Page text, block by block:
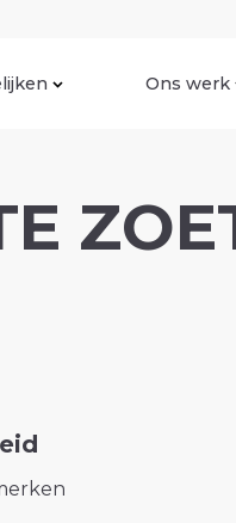
Ons werk